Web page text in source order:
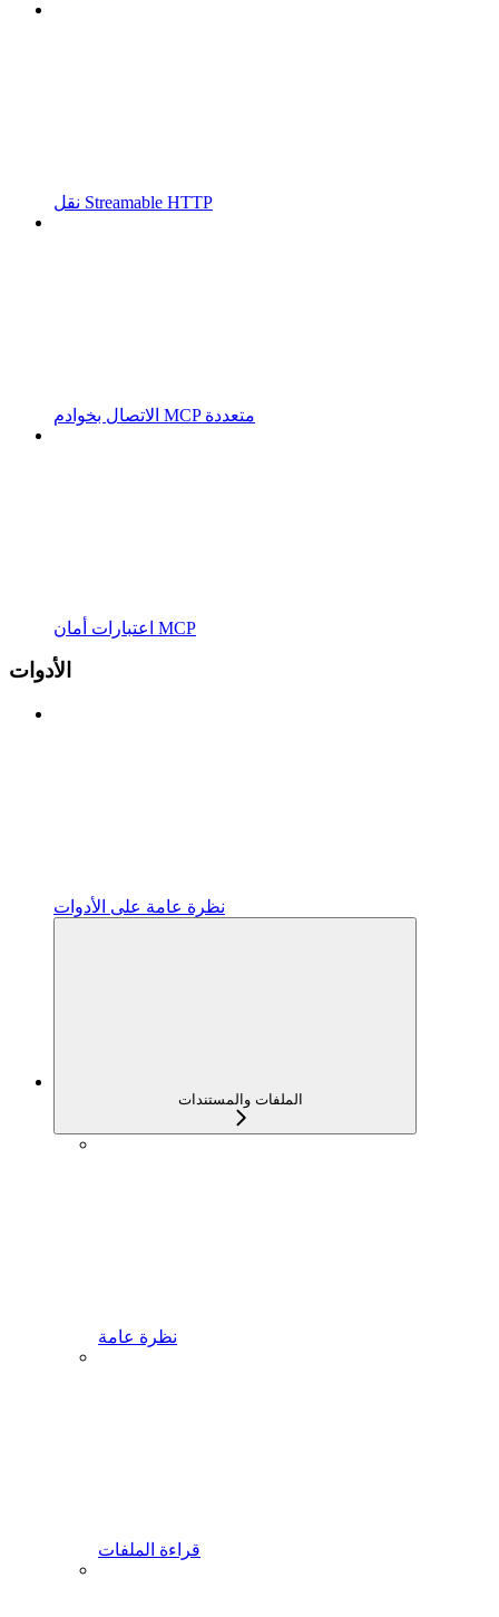
نقل Streamable HTTP
الاتصال بخوادم MCP متعددة
اعتبارات أمان MCP
الأدوات
نظرة عامة على الأدوات
الملفات والمستندات
نظرة عامة
قراءة الملفات